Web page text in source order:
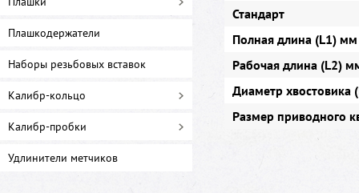
Плашкодержатели
Наборы резьбовых вставок
Калибр-кольцо
Калибр-пробки
Удлинители метчиков
Стандарт
Полная длина (L1) мм
Рабочая длина (L2)
Диаметр хвостовика
Размер приводного